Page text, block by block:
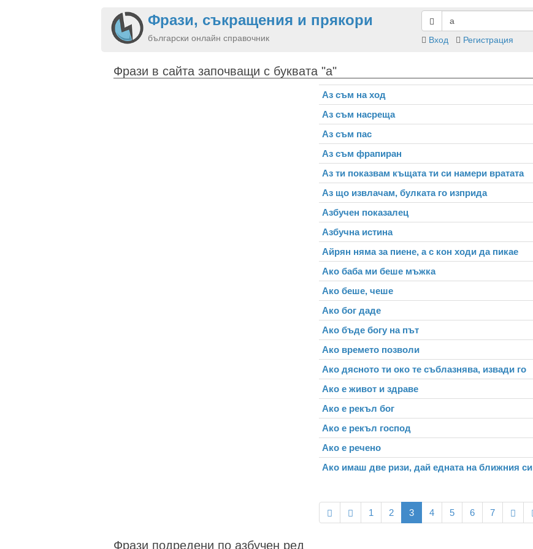
Фрази, съкращения и прякори
български онлайн справочник
Вход
Регистрация
Фрази в сайта започващи с буквата "а"
Аз съм на ход
Аз съм насреща
Аз съм пас
Аз съм фрапиран
Аз ти показвам къщата ти си намери вратата
Аз що извлачам, булката го изприда
Азбучен показалец
Азбучна истина
Айрян няма за пиене, а с кон ходи да пикае
Ако баба ми беше мъжка
Ако беше, чеше
Ако бог даде
Ако бъде богу на път
Ако времето позволи
Ако дясното ти око те съблазнява, извади го
Ако е живот и здраве
Ако е рекъл бог
Ако е рекъл господ
Ако е речено
Ако имаш две ризи, дай едната на ближния си
1 2 3 4 5 6 7
Фрази подредени по азбучен ред